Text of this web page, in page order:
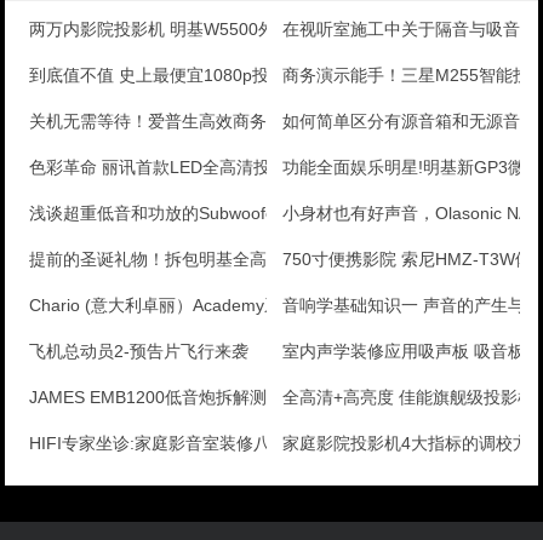
两万内影院投影机 明基W5500外观简评在视听室施工中关于隔音与吸音的
到底值不值 史上最便宜1080p投影评测商务演示能手！三星M255智能投
关机无需等待！爱普生高效商务机评测如何简单区分有源音箱和无源音箱
色彩革命 丽讯首款LED全高清投影评测功能全面娱乐明星!明基新GP3微
浅谈超重低音和功放的Subwoofer和LFE小身材也有好声音，Olasonic
提前的圣诞礼物！拆包明基全高清投影750寸便携影院 索尼HMZ-T3W体
Chario (意大利卓丽）Academy系列Sov音响学基础知识一 声音的产生与
飞机总动员2-预告片飞行来袭 室内声学装修应用吸声板 吸音板
JAMES EMB1200低音炮拆解测评全高清+高亮度 佳能旗舰级投影机
HIFI专家坐诊:家庭影音室装修八要素家庭影院投影机4大指标的调校方